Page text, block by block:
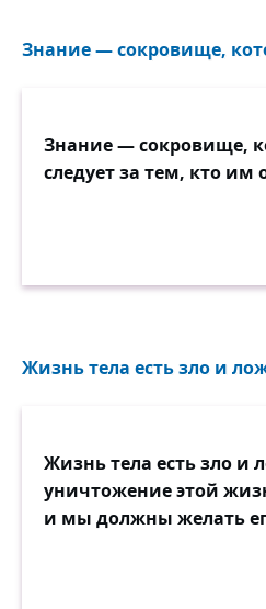
Знание — сокровище,
Знание — сокровище,
следует за тем, кто им
Жизнь тела есть зло и
Жизнь тела есть зло и
уничтожение этой
и мы должны желать